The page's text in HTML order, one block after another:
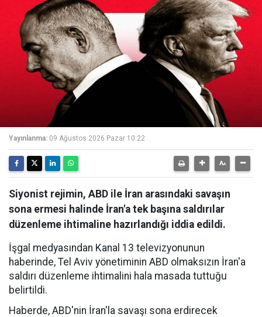
Yayınlanma: 09 Ağustos 2026 Pazar 10:22
Siyonist rejimin, ABD ile İran arasındaki savaşın
sona ermesi halinde İran'a tek başına saldırılar
düzenleme ihtimaline hazırlandığı iddia edildi.
İşgal medyasından Kanal 13 televizyonunun
haberinde, Tel Aviv yönetiminin ABD olmaksızın İran'a
saldırı düzenleme ihtimalini hala masada tuttuğu
belirtildi.
Haberde, ABD'nin İran'la savaşı sona erdirecek